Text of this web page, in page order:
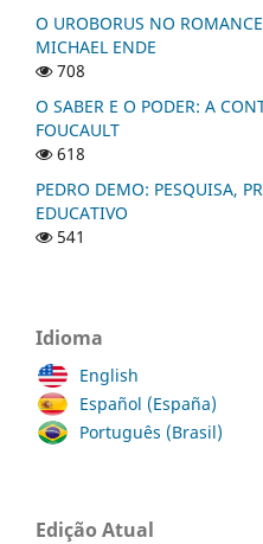
O UROBORUS NO
MICHAEL ENDE
708
O SABER E O PODER: A
FOUCAULT
618
PEDRO DEMO: PESQUISA,
EDUCATIVO
541
Idioma
English
Español (España)
Português (Brasil)
Edição Atual